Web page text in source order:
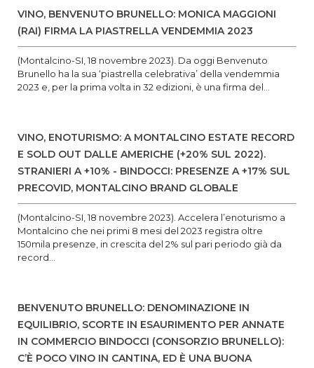
VINO, BENVENUTO BRUNELLO: MONICA MAGGIONI
(RAI) FIRMA LA PIASTRELLA VENDEMMIA 2023
(Montalcino-SI, 18 novembre 2023). Da oggi Benvenuto
Brunello ha la sua ‘piastrella celebrativa’ della vendemmia
2023 e, per la prima volta in 32 edizioni, è una firma del...
VINO, ENOTURISMO: A MONTALCINO ESTATE RECORD
E SOLD OUT DALLE AMERICHE (+20% SUL 2022).
STRANIERI A +10% - BINDOCCI: PRESENZE A +17% SUL
PRECOVID, MONTALCINO BRAND GLOBALE
(Montalcino-SI, 18 novembre 2023). Accelera l’enoturismo a
Montalcino che nei primi 8 mesi del 2023 registra oltre
150mila presenze, in crescita del 2% sul pari periodo già da
record...
BENVENUTO BRUNELLO: DENOMINAZIONE IN
EQUILIBRIO, SCORTE IN ESAURIMENTO PER ANNATE
IN COMMERCIO BINDOCCI (CONSORZIO BRUNELLO):
C’È POCO VINO IN CANTINA, ED È UNA BUONA